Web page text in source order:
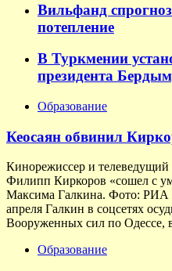
Вильфанд
потепление
В Туркмении
президента
Образование
Кеосаян обвинил
Кинорежиссер и телеведущий
Филипп Киркоров «сошел с
Максима Галкина. Фото:
апреля Галкин в соцсетях
Вооруженных сил по Одессе, в
Образование